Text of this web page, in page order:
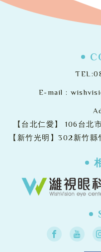
TEL:
E-mail :
【台北仁愛】 106台北
【新竹光明】302新竹